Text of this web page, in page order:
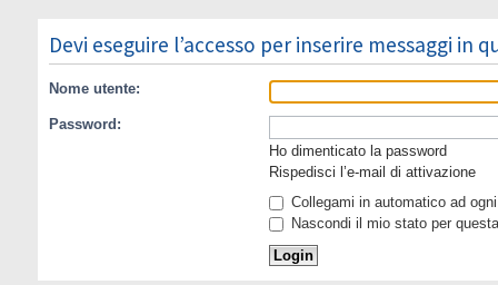
Devi eseguire l’accesso per inserire messaggi in
Nome utente:
Password:
Ho dimenticato la password
Rispedisci l’e-mail di attivazione
Collegami in automatico ad
Nascondi il mio stato per